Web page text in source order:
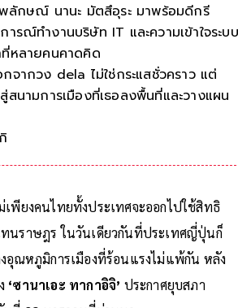
พลักษณ์ นานะ มัตสึอุระ มาพร้อมดีกรี
ารณ์ทำงานบริษัท IT และความเข้าใจระบบ
ที่หลายคนคาดคิด
จากวง dela ไม่ใช่กระแสชั่วคราว แต่
สนามการเมืองที่เธอลงพื้นที่และวางแผน
ปฏิรูปการเมืองแบบเก่า เปิดท
พียงคนไทยทั้งประเทศจะออกไปใช้สิทธิ
ทนราษฎร ในวันเดียวกันที่ประเทศญี่ปุ่นก็
งอุณหภูมิการเมืองที่ร้อนแรงไม่แพ้กัน หลัง
‘ซานาเอะ ทากาอิจิ’ ประกาศยุบสภา